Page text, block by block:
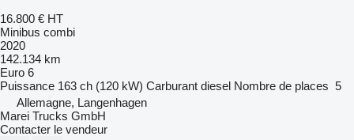
16.800 € HT
Minibus combi
2020
142.134 km
Euro 6
Puissance 163 ch (120 kW) Carburant diesel Nombre de places 5
Allemagne, Langenhagen
Marei Trucks GmbH
Contacter le vendeur